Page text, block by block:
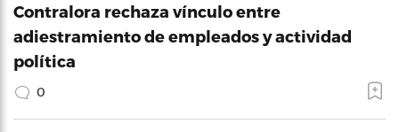
Contralora rechaza vínculo entre
adiestramiento de empleados y actividad
política
0